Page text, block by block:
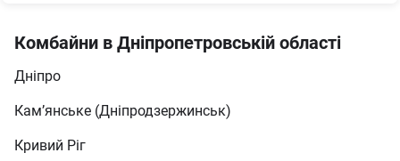
Комбайни в Дніпропетровській області
Дніпро
Кам’янське (Дніпродзержинськ)
Кривий Ріг